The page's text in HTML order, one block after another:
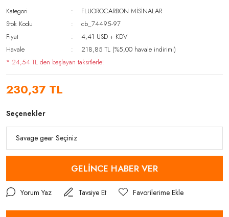
Kategori
FLUOROCARBON MİSİNALAR
Stok Kodu
cb_74495-97
Fiyat
4,41 USD + KDV
Havale
218,85 TL (%5,00 havale indirimi)
* 24,54 TL den başlayan taksitlerle!
230,37 TL
Seçenekler
GELİNCE HABER VER
Yorum Yaz Tavsiye Et